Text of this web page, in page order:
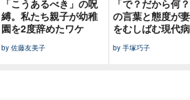
「こうあるべき」の呪
縛。私たち親子が幼稚
園を2度辞めたワケ
by 佐藤友美子
「で？だから何
の言葉と態度が
をむしばむ現代病
by 手塚巧子